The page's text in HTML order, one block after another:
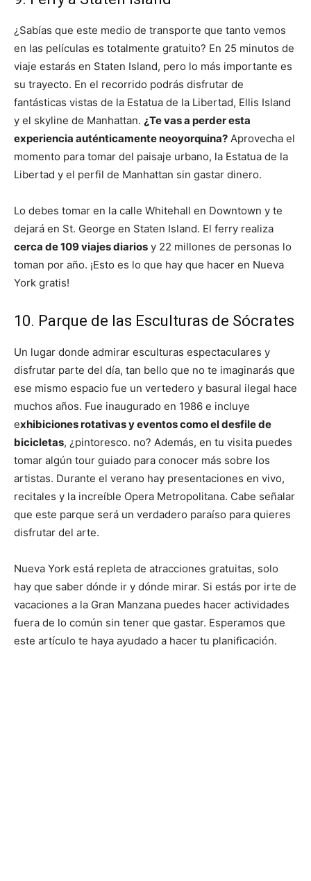
¿Sabías que este medio de transporte que tanto vemos
en las películas es totalmente gratuito? En 25 minutos de
viaje estarás en Staten Island, pero lo más importante es
su trayecto. En el recorrido podrás disfrutar de
fantásticas vistas de la Estatua de la Libertad, Ellis Island
y el skyline de Manhattan. ¿Te vas a perder esta
experiencia auténticamente neoyorquina? Aprovecha el
momento para tomar del paisaje urbano, la Estatua de la
Libertad y el perfil de Manhattan sin gastar dinero.
Lo debes tomar en la calle Whitehall en Downtown y te
dejará en St. George en Staten Island. El ferry realiza
cerca de 109 viajes diarios y 22 millones de personas lo
toman por año. ¡Esto es lo que hay que hacer en Nueva
York gratis!
10. Parque de las Esculturas de Sócrates
Un lugar donde admirar esculturas espectaculares y
disfrutar parte del día, tan bello que no te imaginarás que
ese mismo espacio fue un vertedero y basural ilegal hace
muchos años. Fue inaugurado en 1986 e incluye
exhibiciones rotativas y eventos como el desfile de
bicicletas, ¿pintoresco. no? Además, en tu visita puedes
tomar algún tour guiado para conocer más sobre los
artistas. Durante el verano hay presentaciones en vivo,
recitales y la increíble Opera Metropolitana. Cabe señalar
que este parque será un verdadero paraíso para quieres
disfrutar del arte.
Nueva York está repleta de atracciones gratuitas, solo
hay que saber dónde ir y dónde mirar. Si estás por irte de
vacaciones a la Gran Manzana puedes hacer actividades
fuera de lo común sin tener que gastar. Esperamos que
este artículo te haya ayudado a hacer tu planificación.